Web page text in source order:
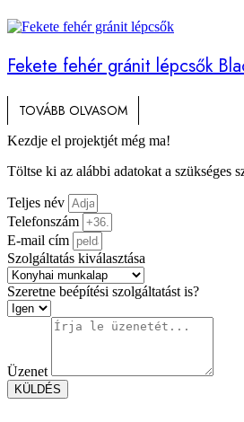
Fekete fehér gránit lépcsők
TOVÁBB OLVASOM
Kezdje el projektjét még ma!
Töltse ki az alábbi adatokat a szükséges
Teljes név
Telefonszám
E-mail cím
Szolgáltatás kiválasztása
Szeretne beépítési szolgáltatást is?
Üzenet
KÜLDÉS